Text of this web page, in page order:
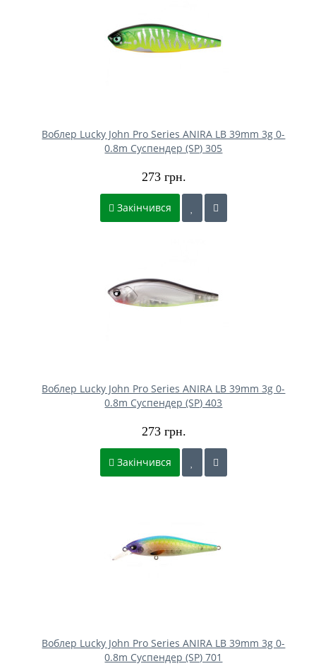
Воблер Lucky John Pro Series ANIRA LB 39mm 3g 0-
0.8m Cуспендер (SP) 305
273 грн.
Закінчився
Воблер Lucky John Pro Series ANIRA LB 39mm 3g 0-
0.8m Cуспендер (SP) 403
273 грн.
Закінчився
Воблер Lucky John Pro Series ANIRA LB 39mm 3g 0-
0.8m Cуспендер (SP) 701